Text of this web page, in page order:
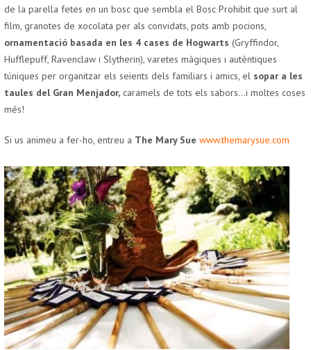
de la parella fetes en un bosc que sembla el Bosc Prohibit que surt al
film, granotes de xocolata per als convidats, pots amb pocions,
ornamentació basada en les 4 cases de Hogwarts (Gryffindor,
Hufflepuff, Ravenclaw i Slytherin), varetes màgiques i autèntiques
túniques per organitzar els seients dels familiars i amics, el sopar a les
taules del Gran Menjador, caramels de tots els sabors…i moltes coses
més!
Si us animeu a fer-ho, entreu a The Mary Sue www.themarysue.com